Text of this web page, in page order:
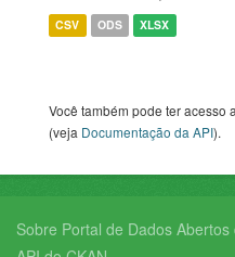
CSV ODS XLSX
Você também pode ter acesso
(veja Documentação da API).
Sobre Portal de Dados